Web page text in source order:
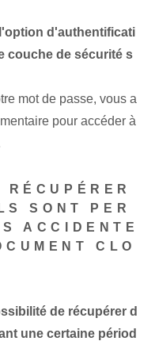
d'authentificati
couche de sécurité s
mot de passe, vous a
pour accéder à
SONT PER
ACCIDENTE
CLO
de récupérer d
une certaine périod